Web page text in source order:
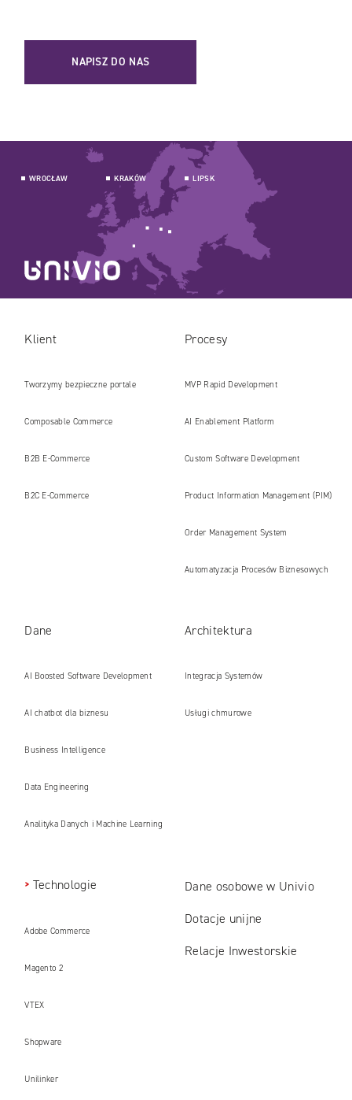
NAPISZ DO NAS
WROCŁAW KRAKÓW LIPSK
Klient
Tworzymy bezpieczne portale
internetowe i platformy gotowe na erę
AI
Composable Commerce
B2B E‑Commerce
B2C E‑Commerce
Procesy
MVP Rapid Development
AI Enablement Platform
Custom Software Development
Product Information Management (PIM)
Order Management System
Automatyzacja Procesów Biznesowych
Dane
AI Boosted Software Development
AI chatbot dla biznesu
Business Intelligence
Data Engineering
Analityka Danych i Machine Learning
Architektura
Integracja Systemów
Usługi chmurowe
Technologie
Adobe Commerce
Magento 2
VTEX
Shopware
Unilinker
Dane osobowe w Univio
Dotacje unijne
Relacje Inwestorskie